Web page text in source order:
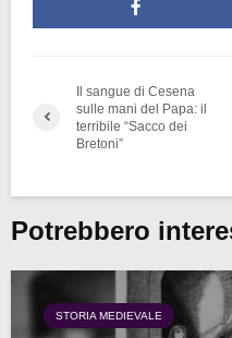
Il sangue di Cesena
sulle mani del Papa: il
terribile “Sacco dei
Bretoni”
Potrebbero
STORIA MEDIEVALE